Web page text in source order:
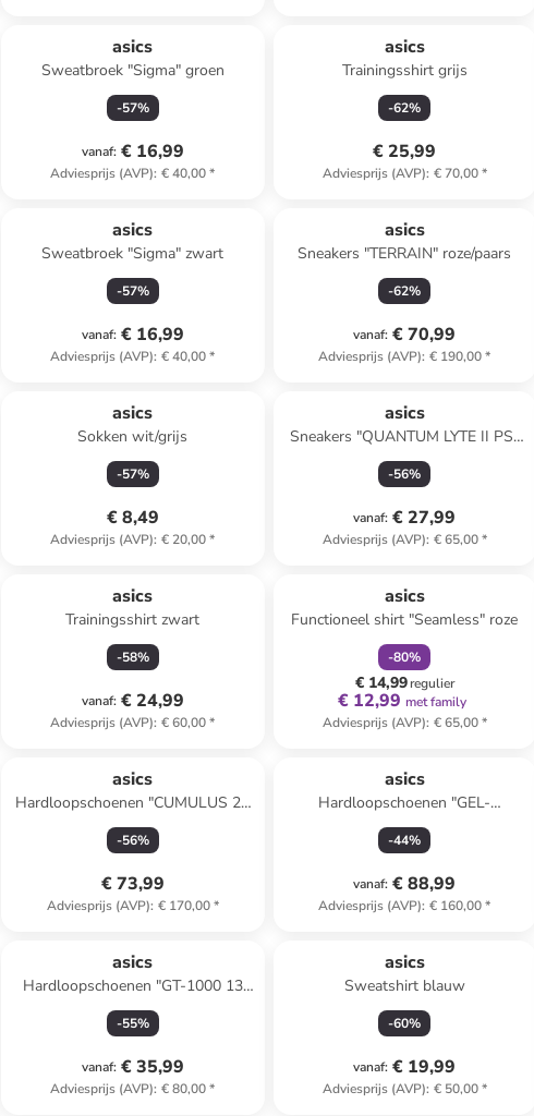
asics
Sweatbroek "Sigma" groen
-57%
vanaf: € 16,99
Adviesprijs (AVP): € 40,00*
asics
Trainingsshirt grijs
-62%
€ 25,99
Adviesprijs (AVP): € 70,00*
asics
Sweatbroek "Sigma" zwart
-57%
vanaf: € 16,99
Adviesprijs (AVP): € 40,00*
asics
Sneakers "TERRAIN" roze/paars
-62%
vanaf: € 70,99
Adviesprijs (AVP): € 190,00*
asics
Sokken wit/grijs
-57%
€ 8,49
Adviesprijs (AVP): € 20,00*
asics
Sneakers "QUANTUM LYTE II PS"
zwart
-56%
vanaf: € 27,99
Adviesprijs (AVP): € 65,00*
asics
Trainingsshirt zwart
-58%
vanaf: € 24,99
Adviesprijs (AVP): € 60,00*
asics
Functioneel shirt "Seamless" roze
-80%
€ 14,99regulier
€ 12,99 met family
Adviesprijs (AVP): € 65,00*
asics
Hardloopschoenen "CUMULUS 25
MK" zwart
-56%
€ 73,99
Adviesprijs (AVP): € 170,00*
asics
Hardloopschoenen "GEL-
CUMULUS 28" zwart
-44%
vanaf: € 88,99
Adviesprijs (AVP): € 160,00*
asics
Hardloopschoenen "GT-1000 13
GS" zwart
-55%
vanaf: € 35,99
Adviesprijs (AVP): € 80,00*
asics
Sweatshirt blauw
-60%
vanaf: € 19,99
Adviesprijs (AVP): € 50,00*